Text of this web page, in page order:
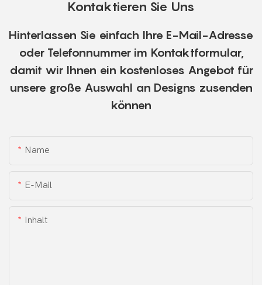
Kontaktieren Sie Uns
Hinterlassen Sie einfach Ihre E-Mail-Adresse
oder Telefonnummer im Kontaktformular,
damit wir Ihnen ein kostenloses Angebot für
unsere große Auswahl an Designs zusenden
können
Name
E-Mail
Inhalt